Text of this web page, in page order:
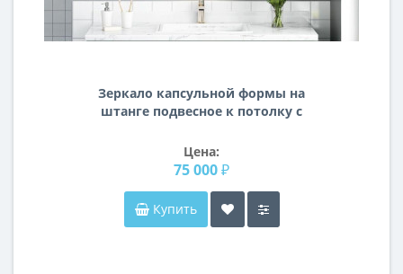
Зеркало капсульной формы на
штанге подвесное к потолку с
Мисти
Цена:
75 000 ₽
Купить